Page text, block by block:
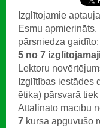
Izglītojamie
Esmu
pārsniedza
5 no 7
Lektoru
Izglītības iestādes
ētika) pārsvarā
Attālināto mācību
7 kursa apguvušo